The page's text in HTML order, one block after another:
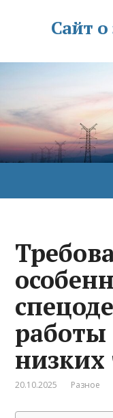
Сайт о
работы
низких
20.10.2025 Разное